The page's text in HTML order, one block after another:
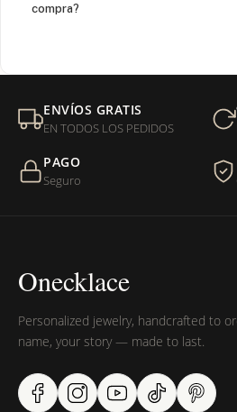
compra?
Mi orden fue devuelta por USPS,
entregada?
¿Sus productos son libres de níquel?
ENVÍOS GRATIS
EN TODOS LOS PEDIDOS
PAGO
Seguro
Onecklace
Personalized jewelry, handcrafted to
name, your story — made to last.